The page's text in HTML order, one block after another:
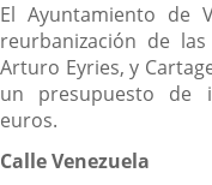
El Ayuntamiento de
reurbanización de
Arturo Eyries, y
un presupuesto de
euros.
Calle Venezuela